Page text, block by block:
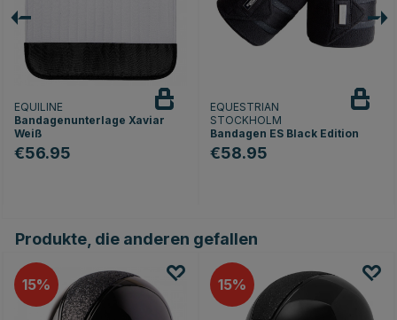
EQUILINE
Bandagenunterlage Xaviar
Weiß
€56.95
EQUESTRIAN
STOCKHOLM
Bandagen ES Black Edition
€58.95
Produkte, die anderen gefallen
15 15